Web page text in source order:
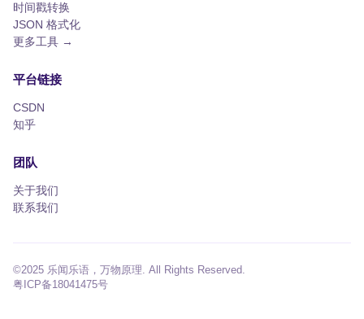
时间戳转换
JSON 格式化
更多工具 →
平台链接
CSDN
知乎
团队
关于我们
联系我们
©2025 乐闻乐语，万物原理. All Rights Reserved.
粤ICP备18041475号